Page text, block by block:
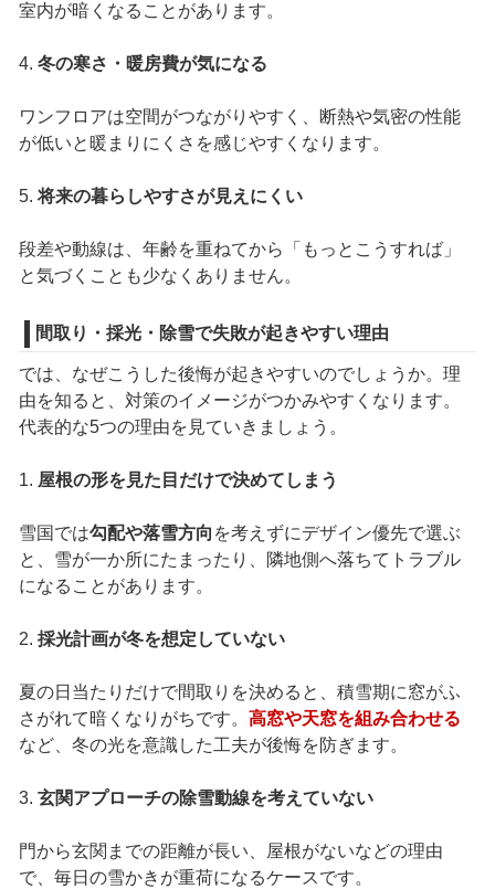
室内が暗くなることがあります。
4. 冬の寒さ・暖房費が気になる
ワンフロアは空間がつながりやすく、断熱や気密の性能
が低いと暖まりにくさを感じやすくなります。
5.将来の暮らしやすさが見えにくい
段差や動線は、年齢を重ねてから「もっとこうすれば」
と気づくことも少なくありません。
間取り・採光・除雪で失敗が起きやすい理由
では、なぜこうした後悔が起きやすいのでしょうか。理
由を知ると、対策のイメージがつかみやすくなります。
代表的な5つの理由を見ていきましょう。
1. 屋根の形を見た目だけで決めてしまう
雪国では勾配や落雪方向 を考えずにデザイン優先で選ぶ
と、雪が一か所にたまったり、隣地側へ落ちてトラブル
になることがあります。
2. 採光計画が冬を想定していない
夏の日当たりだけで間取りを決めると、積雪期に窓がふ
さがれて暗くなりがちです。 高窓や天窓を組み合わせる
など、冬の光を意識した工夫が後悔を防ぎます。
3. 玄関アプローチの除雪動線を考えていない
門から玄関までの距離が長い、屋根がないなどの理由
で、毎日の雪かきが重荷になるケースです。